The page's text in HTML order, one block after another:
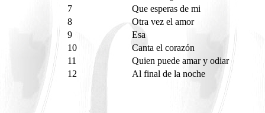
7
Que esperas de mi
8
Otra vez el amor
9
Esa
10
Canta el corazón
11
Quien puede amar y odiar
12
Al final de la noche